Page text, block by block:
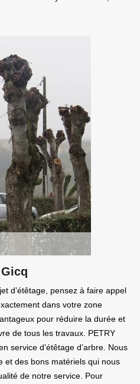
d’étêtage, pensez à faire appel
dans votre zone
pour réduire la durée et
de tous les travaux. PETRY
service d’étêtage d’arbre. Nous
et des bons matériels qui nous
de notre service. Pour